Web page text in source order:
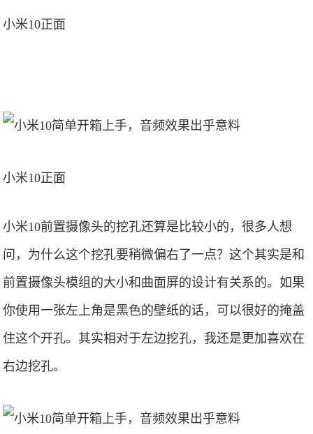
小米10正面
小米10正面
小米10前置摄像头的挖孔还算是比较小的，很多人想
问，为什么这个挖孔要稍微偏右了一点？这个其实是和
前置摄像头模组的大小和曲面屏的设计有关系的。如果
你使用一张左上角是黑色的壁纸的话，可以很好的掩盖
住这个开孔。其实相对于左边挖孔，我还是更加喜欢在
右边挖孔。